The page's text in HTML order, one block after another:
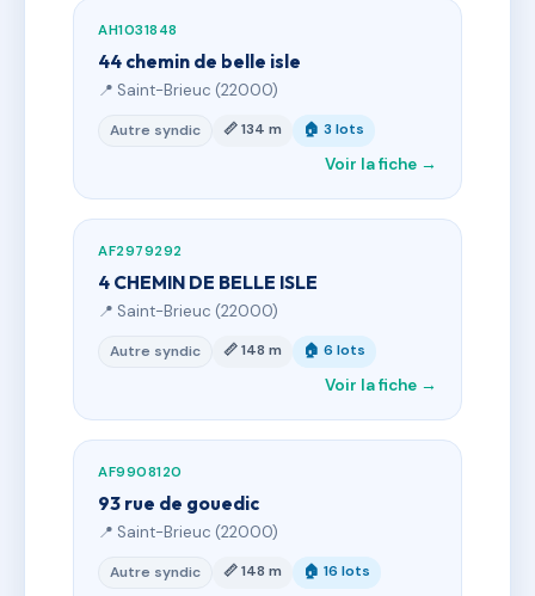
AH1031848
44 chemin de belle isle
📍 Saint-Brieuc (22000)
Autre syndic 📏 134 m 🏠 3 lots
Voir la fiche →
AF2979292
4 CHEMIN DE BELLE ISLE
📍 Saint-Brieuc (22000)
Autre syndic 📏 148 m 🏠 6 lots
Voir la fiche →
AF9908120
93 rue de gouedic
📍 Saint-Brieuc (22000)
Autre syndic 📏 148 m 🏠 16 lots